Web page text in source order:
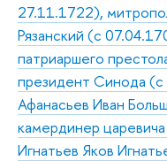
27.11.1722),
Рязанский (с
патриаршего
президент Синода
Афанасьев Иван
камердинер
Игнатьев Яков